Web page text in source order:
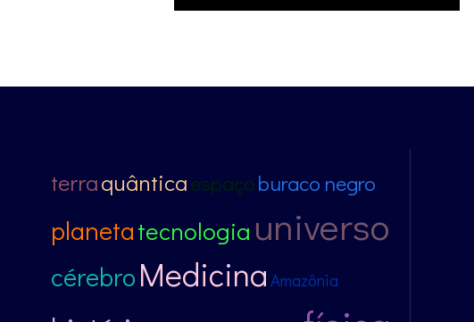
terraquânticaespaçoburaco negro
planetatecnologia universo
cérebroMedicina Amazônia